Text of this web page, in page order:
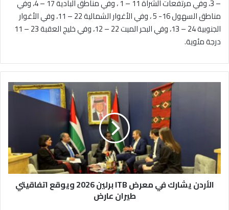
– 3، وفي مرتفعات الشراة 11 – 1 ، وفي مناطق البادية 17 – 4، وفي
مناطق السهول 16- 5 ، وفي الأغوار الشمالية 22 – 11، وفي الأغوار
الجنوبية 24 – 13، وفي البحر الميت 22 – 12، وفي خليج العقبة 23 – 11
درجة مئوية.
ي
ش
ا
الأردن يشارك في معرض ITB برلين 2026 ويوقع اتفاقيتي
طيران عارض